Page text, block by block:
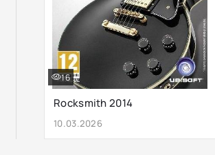
Rocksmith 2014
10.03.2026
16